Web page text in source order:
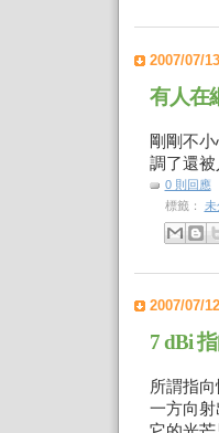
2007/07/13
有人在
剛剛不
調了還
0 則回應
標籤： 未
2007/07/12
7 dBi
所謂指
一方向